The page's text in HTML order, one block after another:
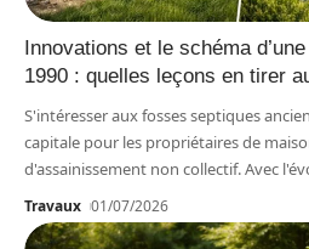
Innovations et le schéma
1990 : quelles leçons en tirer
S'intéresser aux fosses septiques
capitale pour les propriétaires de
d'assainissement non collectif. Avec
Travaux 01/07/2026